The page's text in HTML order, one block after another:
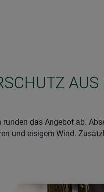
das Angebot ab.
und eisigem Wind.